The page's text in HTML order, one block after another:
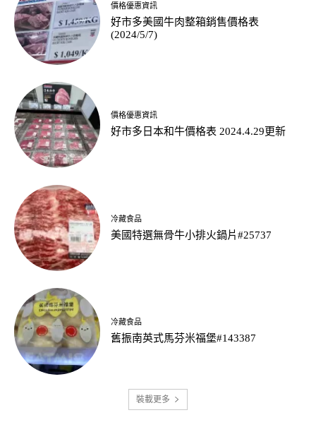
價格優惠資訊
好市多美國牛肉整箱銷售價格表
(2024/5/7)
價格優惠資訊
好市多日本和牛價格表 2024.4.29更新
冷藏食品
美國特選無骨牛小排火鍋片#25737
冷藏食品
舊振南英式馬芬米福堡#143387
裝載更多